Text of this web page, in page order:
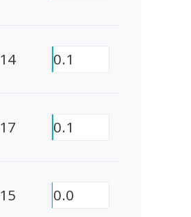
14 0.1
17 0.1
15 0.0